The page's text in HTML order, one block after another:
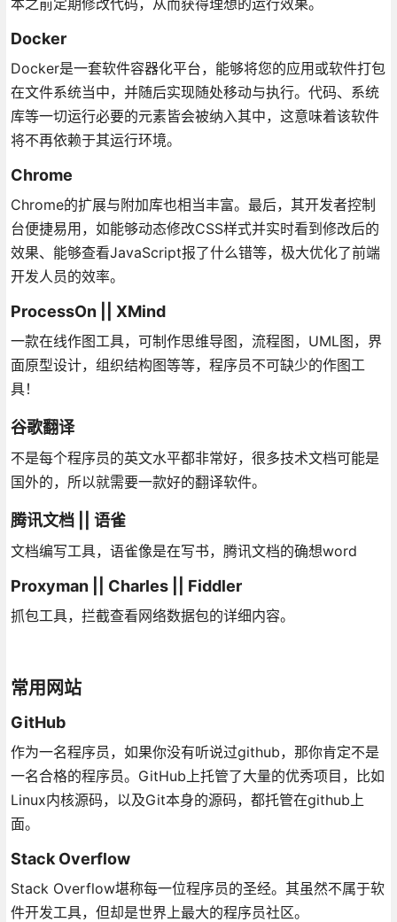
Docker
Docker是一套软件容器化平台，能够将您的应用或软件打包
在文件系统当中，并随后实现随处移动与执行。代码、系统
库等一切运行必要的元素皆会被纳入其中，这意味着该软件
将不再依赖于其运行环境。
Chrome
Chrome的扩展与附加库也相当丰富。最后，其开发者控制
台便捷易用，如能够动态修改CSS样式并实时看到修改后的
效果、能够查看JavaScript报了什么错等，极大优化了前端
开发人员的效率。
ProcessOn || XMind
一款在线作图工具，可制作思维导图，流程图，UML图，界
面原型设计，组织结构图等等，程序员不可缺少的作图工
具！
谷歌翻译
不是每个程序员的英文水平都非常好，很多技术文档可能是
国外的，所以就需要一款好的翻译软件。
腾讯文档 || 语雀
文档编写工具，语雀像是在写书，腾讯文档的确想word
Proxyman || Charles || Fiddler
抓包工具，拦截查看网络数据包的详细内容。
常用网站
GitHub
作为一名程序员，如果你没有听说过github，那你肯定不是
一名合格的程序员。GitHub上托管了大量的优秀项目，比如
Linux内核源码，以及Git本身的源码，都托管在github上
面。
Stack Overflow
Stack Overflow堪称每一位程序员的圣经。其虽然不属于软
件开发工具，但却是世界上最大的程序员社区。